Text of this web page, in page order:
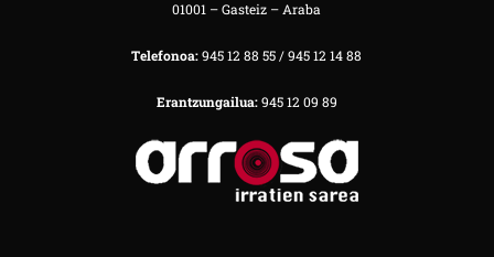
01001 – Gasteiz – Araba
Telefonoa:945 12 88 55 / 945 12 14 88
Erantzungailua:945 12 09 89